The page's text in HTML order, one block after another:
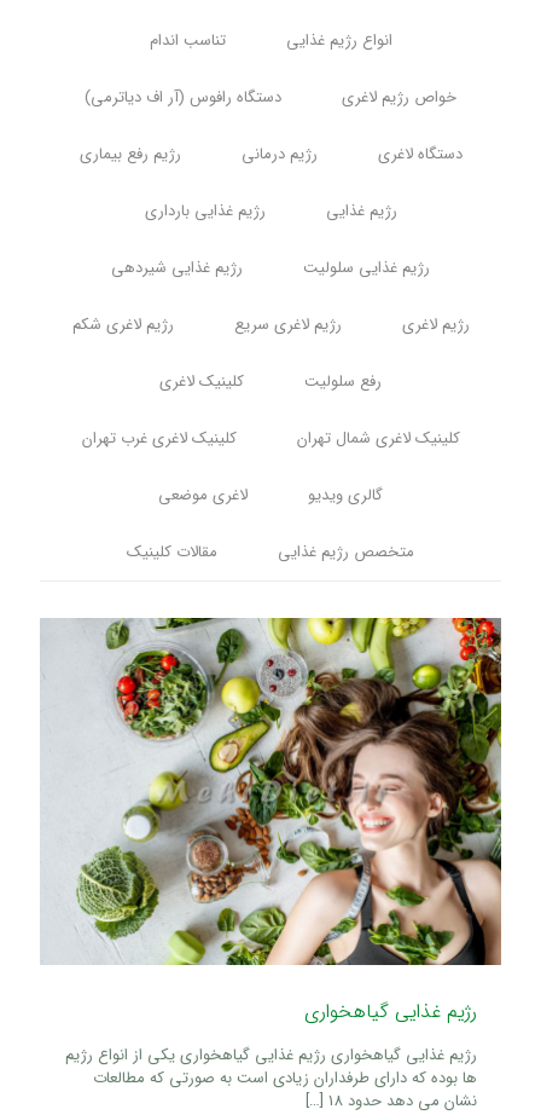
انواع رژیم غذایی تناسب اندام
خواص رژیم لاغری دستگاه رافوس (آر اف دیاترمی)
دستگاه لاغری رژیم درمانی رژیم رفع بیماری
رژیم غذایی رژیم غذایی بارداری
رژیم غذایی سلولیت رژیم غذایی شیردهی
رژیم لاغری رژیم لاغری سریع رژیم لاغری شکم
رفع سلولیت کلینیک لاغری
کلینیک لاغری شمال تهران کلینیک لاغری غرب تهران
گالری ویدیو لاغری موضعی
متخصص رژیم غذایی مقالات کلینیک
رژیم غذایی گیاهخواری
رژیم غذایی گیاهخواری رژیم غذایی گیاهخواری یکی از انواع رژیم
ها بوده که دارای طرفداران زیادی است به صورتی که مطالعات
نشان می دهد حدود 18
[…]